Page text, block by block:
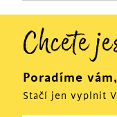
Chcete
Poradíme
Stačí jen vyplnit